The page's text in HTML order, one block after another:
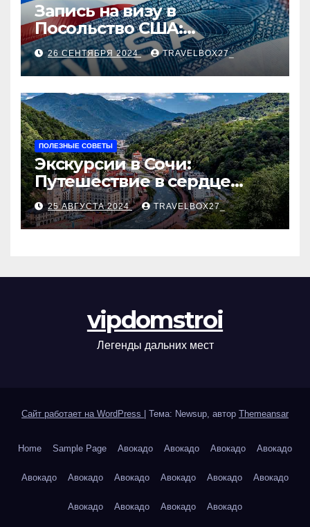
Запись на визу в
Посольство США:
Пошаговое руководство
26 СЕНТЯБРЯ 2024 TRAVELBOX27_
ПОЛЕЗНЫЕ СОВЕТЫ
Экскурсии в Сочи:
Путешествие в сердце
Черноморского курорта
25 АВГУСТА 2024 TRAVELBOX27_
vipdomstroi
Легенды дальних мест
Сайт работает на WordPress Тема: Newsup, автор Themeansar
Home Sample Page Авокадо Авокадо Авокадо Авокадо
Авокадо Авокадо Авокадо Авокадо Авокадо Авокадо
Авокадо Авокадо Авокадо Авокадо